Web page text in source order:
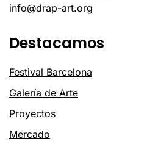
info@drap-art.org
Destacamos
Festival Barcelona
Galería de Arte
Proyectos
Mercado